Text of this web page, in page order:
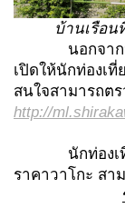
บ้านเรือน
นอกจากนี้ ยั
เปิดให้นักท่องเ
สนใจสามารถต
http://
นักท่องเที่ยว
ราคาวาโกะ สา